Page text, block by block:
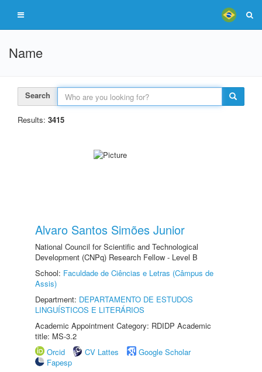
Name
Search
Results: 3415
Alvaro Santos Simões Junior
National Council for Scientific and Technological
Development (CNPq) Research Fellow - Level B
School: Faculdade de Ciências e Letras (Câmpus de
Assis)
Department: DEPARTAMENTO DE ESTUDOS
LINGUÍSTICOS E LITERÁRIOS
Academic Appointment Category: RDIDP Academic
title: MS-3.2
Orcid
CV Lattes
Google Scholar
Fapesp